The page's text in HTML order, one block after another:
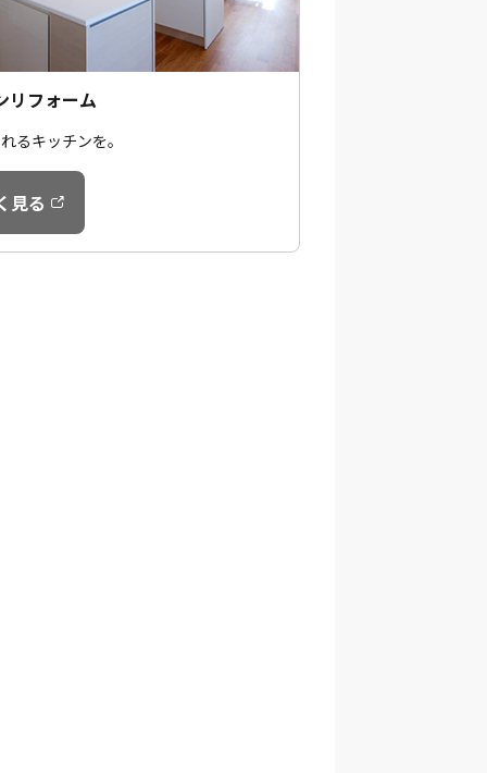
リフォーム
るキッチンを。
見る